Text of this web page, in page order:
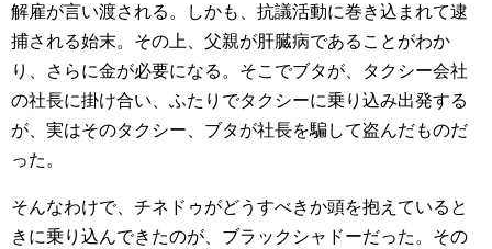
解雇が言い渡される。しかも、抗議活動に巻き込まれて逮
捕される始末。その上、父親が肝臓病であることがわか
り、さらに金が必要になる。そこでブタが、タクシー会社
の社長に掛け合い、ふたりでタクシーに乗り込み出発する
が、実はそのタクシー、ブタが社長を騙して盗んだものだ
った。
そんなわけで、チネドゥがどうすべきか頭を抱えていると
きに乗り込んできたのが、ブラックシャドーだった。その